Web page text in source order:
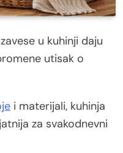
u kuhinji daju
utisak o
i materijali, kuhinja
za svakodnevni